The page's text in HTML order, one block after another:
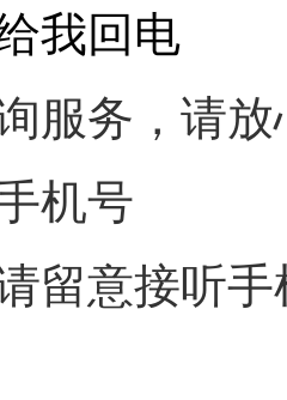
我回电
服务，请放
机号
留意接听手